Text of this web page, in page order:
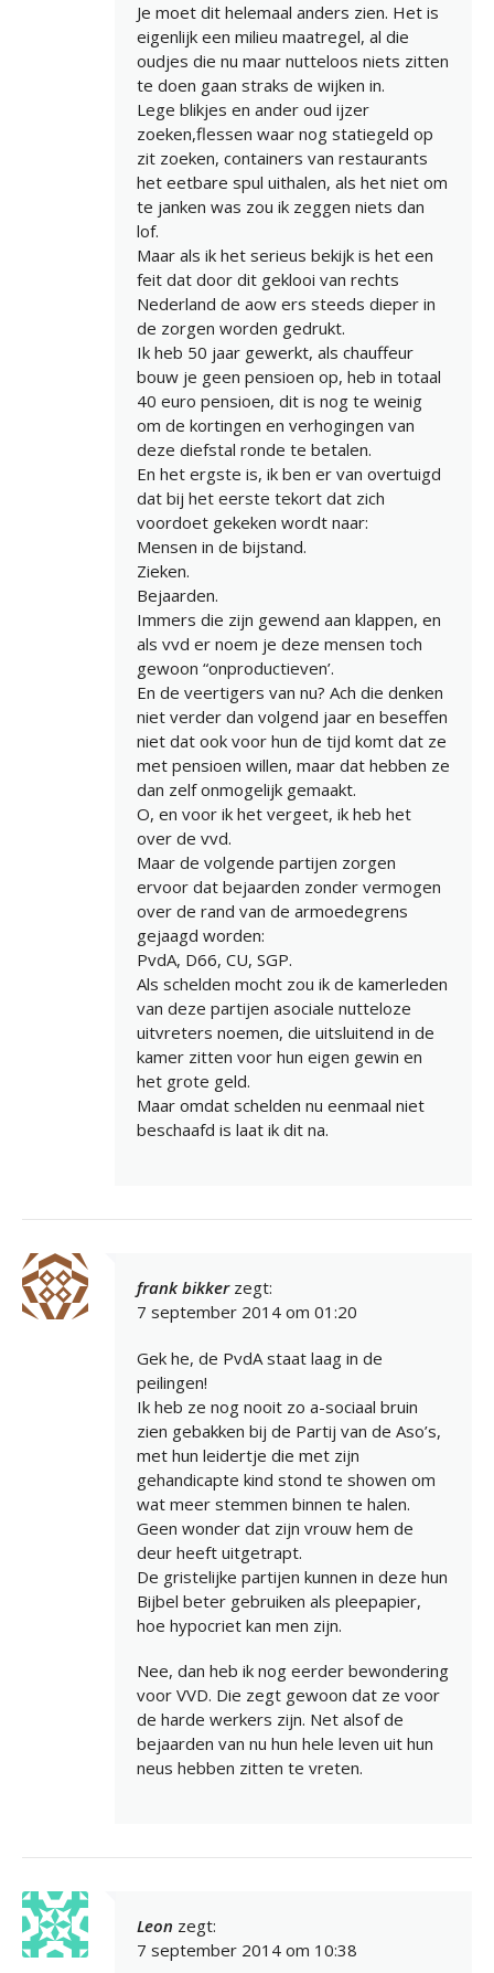
Je moet dit helemaal anders zien. Het is
eigenlijk een milieu maatregel, al die
oudjes die nu maar nutteloos niets zitten
te doen gaan straks de wijken in.
Lege blikjes en ander oud ijzer
zoeken,flessen waar nog statiegeld op
zit zoeken, containers van restaurants
het eetbare spul uithalen, als het niet om
te janken was zou ik zeggen niets dan
lof.
Maar als ik het serieus bekijk is het een
feit dat door dit geklooi van rechts
Nederland de aow ers steeds dieper in
de zorgen worden gedrukt.
Ik heb 50 jaar gewerkt, als chauffeur
bouw je geen pensioen op, heb in totaal
40 euro pensioen, dit is nog te weinig
om de kortingen en verhogingen van
deze diefstal ronde te betalen.
En het ergste is, ik ben er van overtuigd
dat bij het eerste tekort dat zich
voordoet gekeken wordt naar:
Mensen in de bijstand.
Zieken.
Bejaarden.
Immers die zijn gewend aan klappen, en
als vvd er noem je deze mensen toch
gewoon “onproductieven’.
En de veertigers van nu? Ach die denken
niet verder dan volgend jaar en beseffen
niet dat ook voor hun de tijd komt dat ze
met pensioen willen, maar dat hebben ze
dan zelf onmogelijk gemaakt.
O, en voor ik het vergeet, ik heb het
over de vvd.
Maar de volgende partijen zorgen
ervoor dat bejaarden zonder vermogen
over de rand van de armoedegrens
gejaagd worden:
PvdA, D66, CU, SGP.
Als schelden mocht zou ik de kamerleden
van deze partijen asociale nutteloze
uitvreters noemen, die uitsluitend in de
kamer zitten voor hun eigen gewin en
het grote geld.
Maar omdat schelden nu eenmaal niet
beschaafd is laat ik dit na.
frank bikker zegt:
7 september 2014 om 01:20
Gek he, de PvdA staat laag in de
peilingen!
Ik heb ze nog nooit zo a-sociaal bruin
zien gebakken bij de Partij van de Aso’s,
met hun leidertje die met zijn
gehandicapte kind stond te showen om
wat meer stemmen binnen te halen.
Geen wonder dat zijn vrouw hem de
deur heeft uitgetrapt.
De gristelijke partijen kunnen in deze hun
Bijbel beter gebruiken als pleepapier,
hoe hypocriet kan men zijn.
Nee, dan heb ik nog eerder bewondering
voor VVD. Die zegt gewoon dat ze voor
de harde werkers zijn. Net alsof de
bejaarden van nu hun hele leven uit hun
neus hebben zitten te vreten.
Leon zegt:
7 september 2014 om 10:38